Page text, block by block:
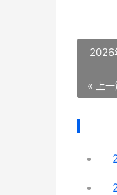
2026
« 上一